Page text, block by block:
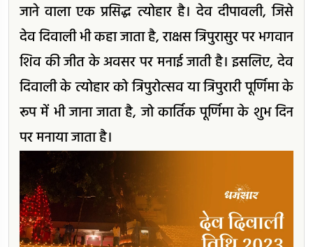
जाने वाला एक प्रसिद्ध त्योहार है। देव दीपावली, जिसे
देव दिवाली भी कहा जाता है, राक्षस त्रिपुरासुर पर भगवान
शिव की जीत के अवसर पर मनाई जाती है। इसलिए, देव
दिवाली के त्योहार को त्रिपुरोत्सव या त्रिपुरारी पूर्णिमा के
रूप में भी जाना जाता है, जो कार्तिक पूर्णिमा के शुभ दिन
पर मनाया जाता है।